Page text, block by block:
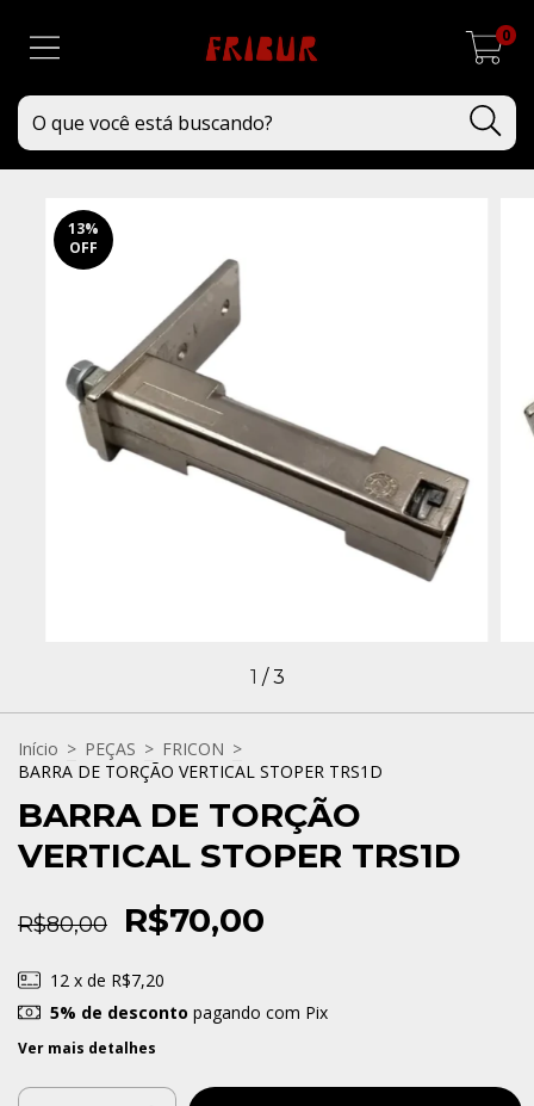
0
13%
OFF
1 /3
Início > PEÇAS > FRICON >
BARRA DE TORÇÃO VERTICAL STOPER TRS1D
BARRA DE TORÇÃO
VERTICAL STOPER TRS1D
R$80,00 R$70,00
12 x de R$7,20
5% de desconto pagando com Pix
Ver mais detalhes